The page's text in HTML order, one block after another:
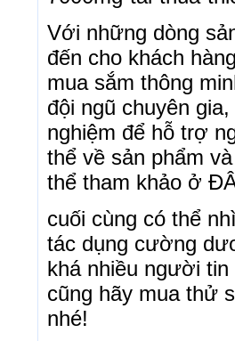
Với những dòng
đến cho khách
mua sắm thông
đội ngũ chuyên
nghiệm để hỗ trợ
thể về sản phẩm
thể tham khảo ở
cuối cùng có thể
tác dụng cường
khá nhiều người
cũng hãy mua thử
nhé!